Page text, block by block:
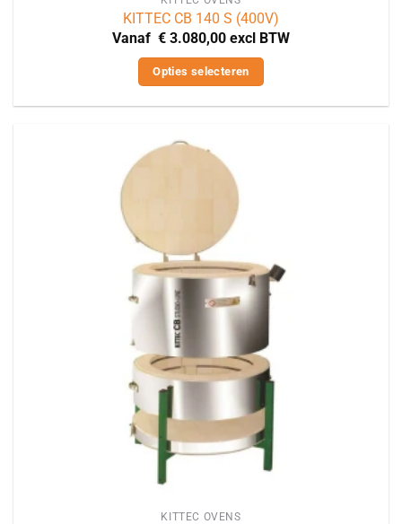
KITTEC CB 140 S (400V)
Vanaf € 3.080,00 excl BTW
Opties selecteren
meerdere
variaties.
optie
kan
gekozen
worden
productpagina
KITTEC OVENS